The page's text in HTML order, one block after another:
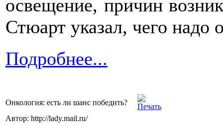
освещение, причин
Стюарт указал, чего надо
Подробнее...
Онкология: есть ли шанс победить?
Автор: http://lady.mail.ru/